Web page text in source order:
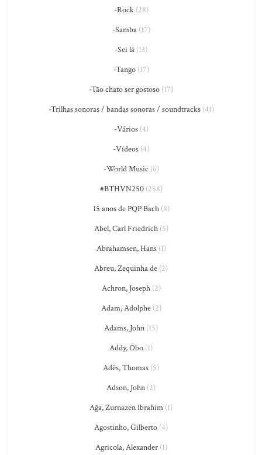
-Rock(28)
-Samba(17)
-Sei lá (13)
-Tango(17)
-Tão chato ser gostoso (17)
-Trilhas sonoras / bandas sonoras / soundtracks(41)
-Vários(4)
-Vídeos (4)
-World Music (6)
#BTHVN250(258)
15 anos de PQP Bach(8)
Abel, Carl Friedrich(5)
Abrahamsen, Hans(1)
Abreu, Zequinha de (2)
Achron, Joseph(2)
Adam, Adolphe(2)
Adams, John (15)
Addy, Obo (1)
Adès, Thomas (5)
Adson, John (2)
Ağa, Zurnazen Ibrahim (1)
Agostinho, Gilberto (4)
Agricola, Alexander(1)